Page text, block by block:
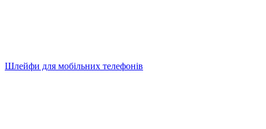
Шлейфи для мобільних телефонів